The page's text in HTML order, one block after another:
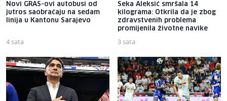
Novi GRAS-ovi autobusi od
jutros saobraćaju na sedam
linija u Kantonu Sarajevo
4 sata
Seka Aleksić smršala 14
kilograma: Otkrila da je zbog
zdravstvenih problema
promijenila životne navike
3 sata